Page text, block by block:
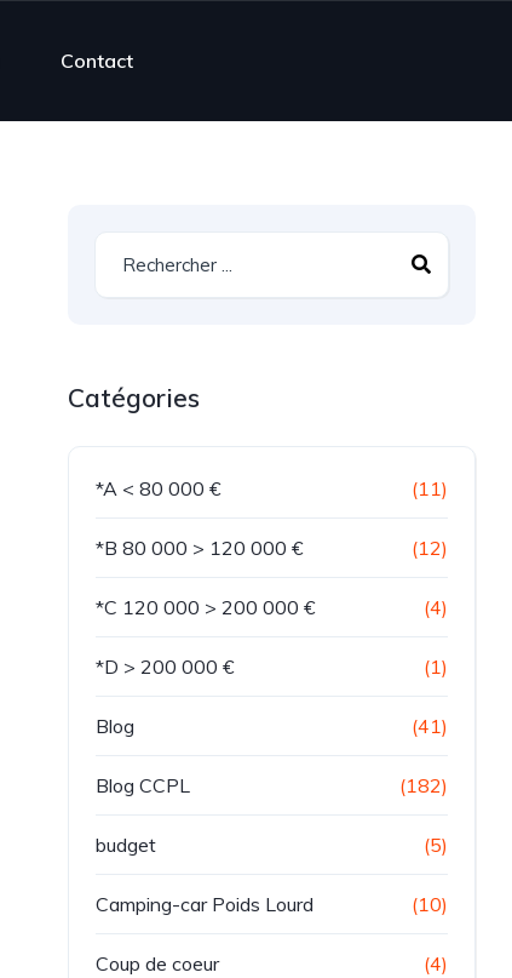
Contact
Catégories
*A < 80 000 € (11)
*B 80 000 > 120 000 € (12)
*C 120 000 > 200 000 € (4)
*D > 200 000 € (1)
Blog (41)
Blog CCPL (182)
budget (5)
Camping-car Poids Lourd (10)
Coup de coeur (4)